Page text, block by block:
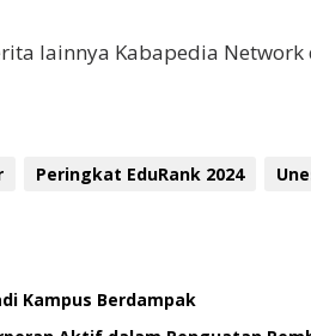
lainnya Kabapedia Network
Peringkat EduRank 2024
Kampus Berdampak